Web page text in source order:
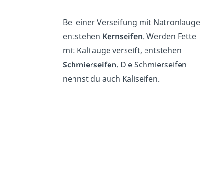
Bei einer Verseifung mit Natronlauge
entstehen Kernseifen. Werden Fette
mit Kalilauge verseift, entstehen
Schmierseifen. Die Schmierseifen
nennst du auch Kaliseifen.